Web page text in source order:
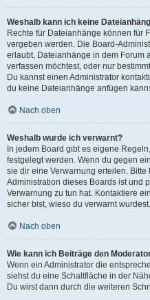
Weshalb kann ich keine
Rechte für Dateianhänge können für
vergeben werden. Die Board-
erlaubt, Dateianhänge in dem Forum
verfassen möchtest, oder nur
Du kannst einen Administrator
du keine Dateianhänge anfügen
Nach oben
Weshalb wurde ich verwarnt?
In jedem Board gibt es eigene
festgelegt werden. Wenn du gegen
sie dir eine Verwarnung erteilen.
Administration dieses Boards ist und
Verwarnung zu tun hat. Kontaktiere
sicher bist, wieso du verwarnt wurdest.
Nach oben
Wie kann ich Beiträge den
Wenn ein Administrator die
siehst du eine Schaltfläche in der
Du wirst dann durch die weiteren